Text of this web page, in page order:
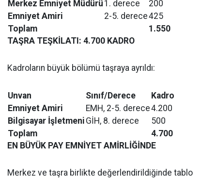
Merkez Emniyet Müdürü 1. derece
200
Emniyet Amiri
2-5. derece425
Toplam
1.550
TAŞRA TEŞKİLATI: 4.700 KADRO
Kadroların büyük bölümü taşraya ayrıldı:
Unvan Sınıf/Derece
Kadro
Emniyet Amiri
EMH, 2-5. derece4.200
Bilgisayar İşletmeni GİH, 8. derece
500
Toplam
4.700
EN BÜYÜK PAY EMNİYET AMİRLİĞİNDE
Merkez ve taşra birlikte değerlendirildiğinde tablo